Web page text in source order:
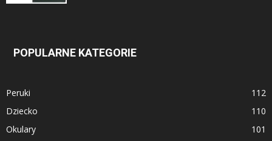
POPULARNE KATEGORIE
Peruki
112
Dziecko
110
Okulary
101